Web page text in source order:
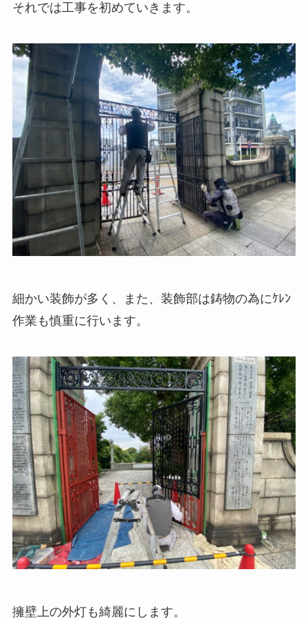
それでは工事を初めていきます。
細かい装飾が多く、また、装飾部は鋳物の為にｹﾚﾝ
作業も慎重に行います。
擁壁上の外灯も綺麗にします。